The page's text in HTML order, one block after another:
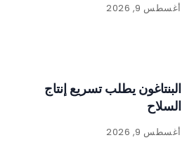
أغسطس 9, 2026
البنتاغون يطلب تسريع إنتاج
السلاح
أغسطس 9, 2026